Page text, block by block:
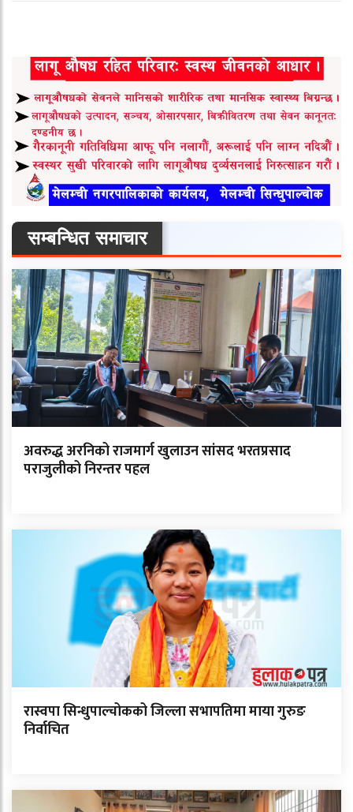
सम्बन्धित समाचार
अवरुद्ध अरनिको राजमार्ग खुलाउन सांसद भरतप्रसाद
पराजुलीको निरन्तर पहल
रास्वपा सिन्धुपाल्चोकको जिल्ला सभापतिमा माया गुरुङ
निर्वाचित